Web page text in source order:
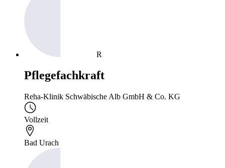
R
Pflegefachkraft
Reha-Klinik Schwäbische Alb GmbH & Co. KG
Vollzeit
Bad Urach